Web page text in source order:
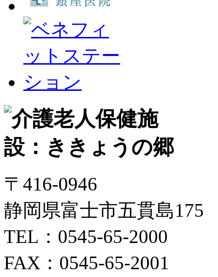
〒416-0946
静岡県富士市五貫島175
TEL：0545-65-2000
FAX：0545-65-2001